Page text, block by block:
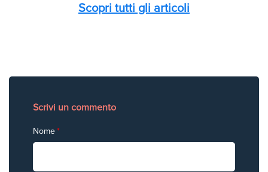
Scopri tutti gli articoli
Scrivi un commento
Nome*